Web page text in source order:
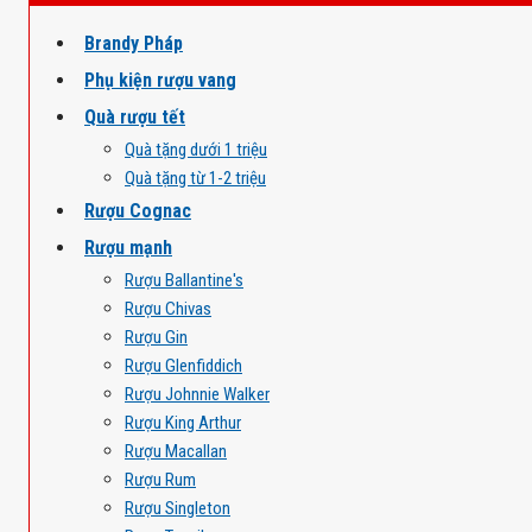
Brandy Pháp
Phụ kiện rượu vang
Quà rượu tết
Quà tặng dưới 1 triệu
Quà tặng từ 1-2 triệu
Rượu Cognac
Rượu mạnh
Rượu Ballantine's
Rượu Chivas
Rượu Gin
Rượu Glenfiddich
Rượu Johnnie Walker
Rượu King Arthur
Rượu Macallan
Rượu Rum
Rượu Singleton